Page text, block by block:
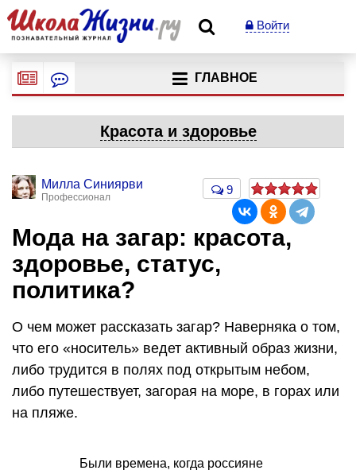
Войти
ГЛАВНОЕ
Красота и здоровье
Милла Синиярви
Профессионал
9
Мода на загар: красота,
здоровье, статус,
политика?
О чем может рассказать загар? Наверняка о том,
что его «носитель» ведет активный образ жизни,
либо трудится в полях под открытым небом,
либо путешествует, загорая на море, в горах или
на пляже.
Были времена, когда россияне